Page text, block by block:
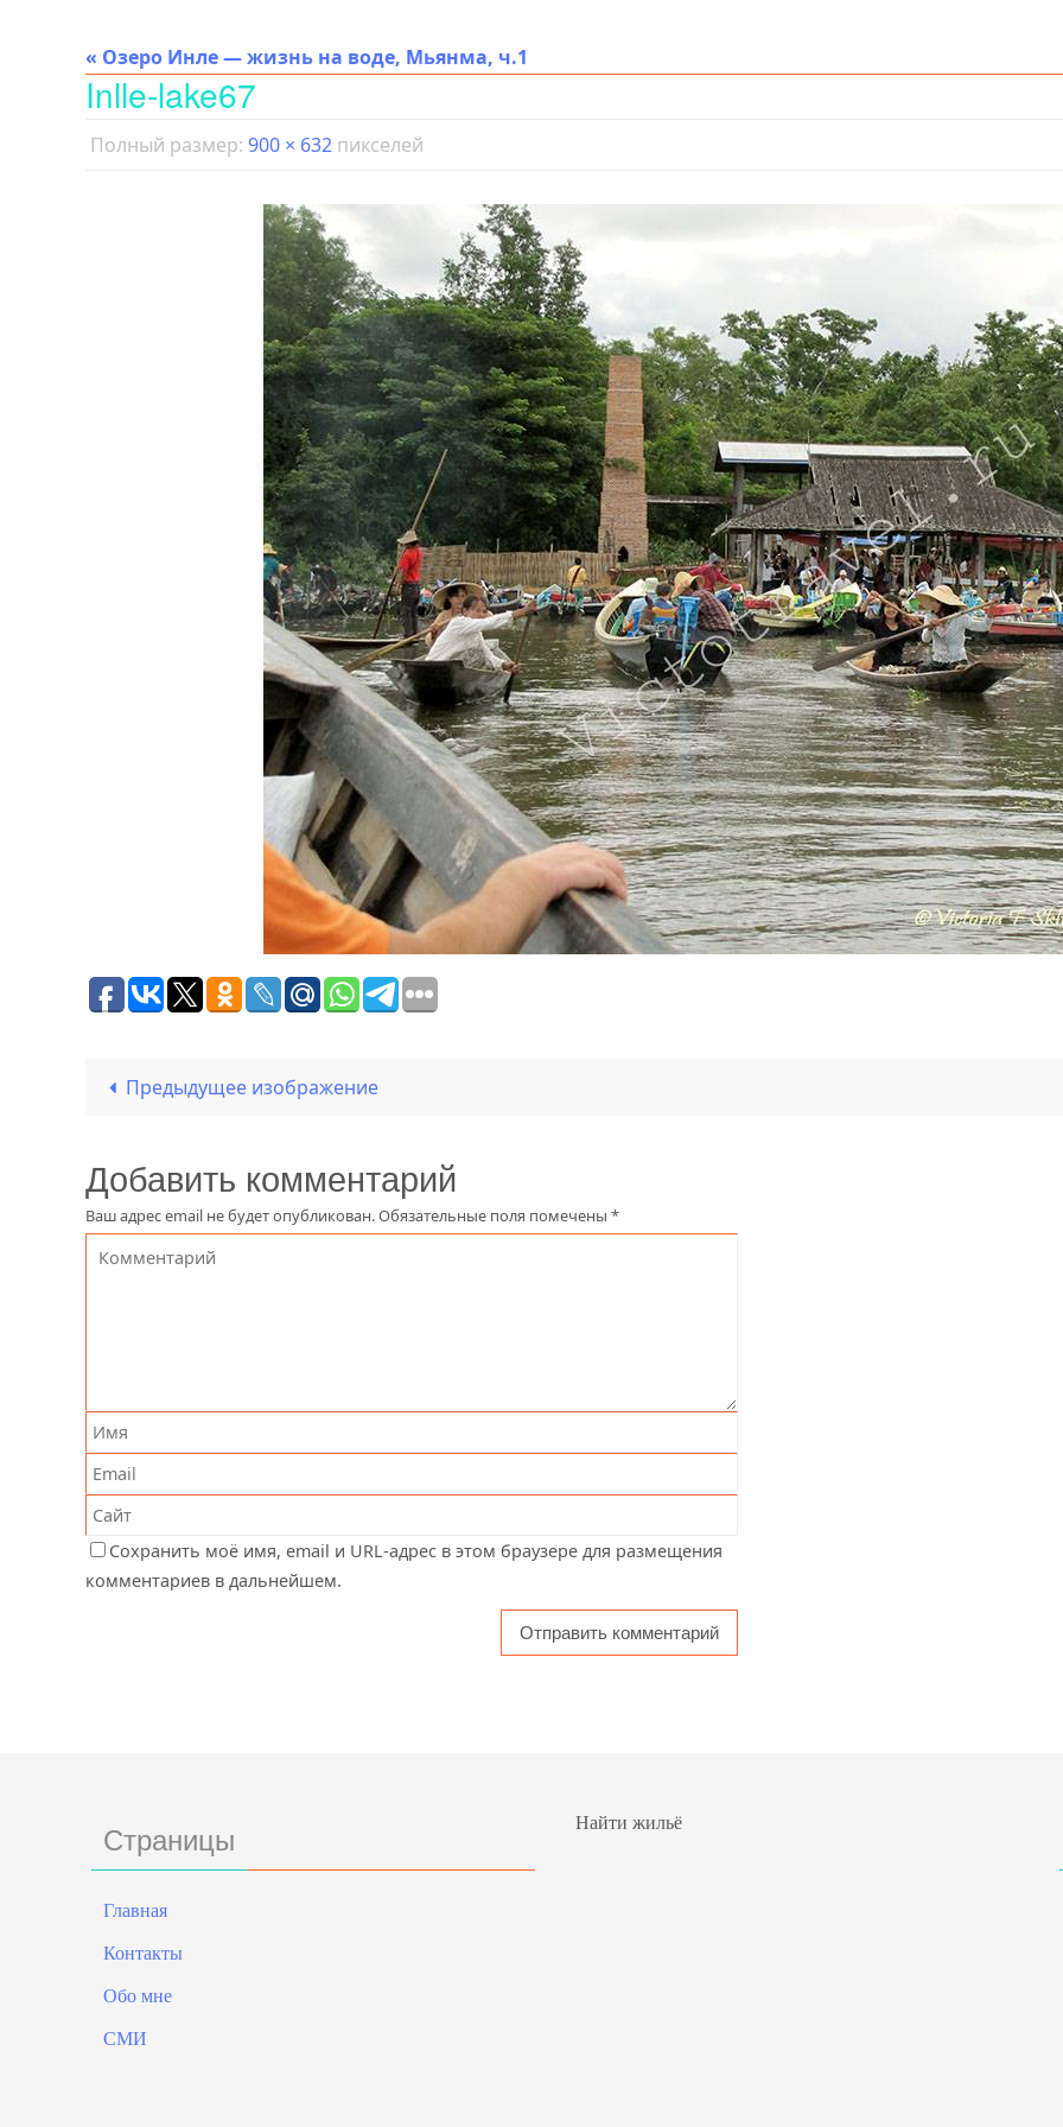
« Озеро Инле — жизнь на воде, Мьянма, ч.1
Inlle-lake67
Полный размер: 900 × 632 пикселей
Предыдущее изображение
Добавить комментарий
Ваш адрес email не будет опубликован.Обязательные поля помечены *
Сохранить моё имя, email и URL-адрес в этом браузере для размещения
комментариев в дальнейшем.
Страницы
Главная
Контакты
Обо мне
СМИ
Найти жильё